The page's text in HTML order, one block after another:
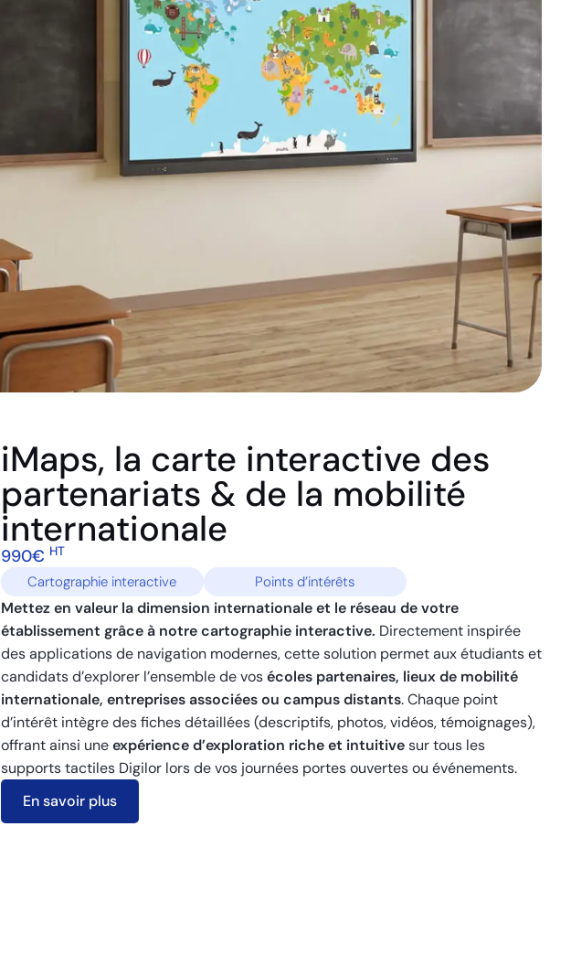
iMaps, la carte interactive des
partenariats & de la mobilité
internationale
990€ HT
Cartographie interactive Points d’intérêts
Mettez en valeur la dimension internationale et le réseau de votre
établissement grâce à notre cartographie interactive. Directement inspirée
des applications de navigation modernes, cette solution permet aux étudiants et
candidats d’explorer l’ensemble de vosécoles partenaires, lieux de mobilité
internationale, entreprises associées ou campus distants. Chaque point
d’intérêt intègre des fiches détaillées (descriptifs, photos, vidéos, témoignages),
offrant ainsi uneexpérience d’exploration riche et intuitivesur tous les
supports tactiles Digilor lors de vos journées portes ouvertes ou événements.
En savoir plus